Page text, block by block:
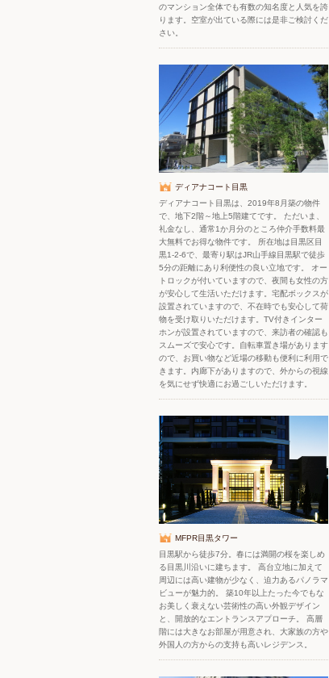
のマンション全体でも有数の知名度と人気を誇
ります。空室が出ている際には是非ご検討くだ
さい。
ディアナコート目黒
ディアナコート目黒は、2019年8月築の物件
で、地下2階～地上5階建てです。 ただいま、
礼金なし、通常1か月分のところ仲介手数料最
大無料でお得な物件です。 所在地は目黒区目
黒1-2-6で、最寄り駅はJR山手線目黒駅で徒歩
5分の距離にあり利便性の良い立地です。 オー
トロックが付いていますので、夜間も女性の方
が安心して生活いただけます。宅配ボックスが
設置されていますので、不在時でも安心して荷
物を受け取りいただけます。TV付きインター
ホンが設置されていますので、来訪者の確認も
スムーズで安心です。自転車置き場があります
ので、お買い物など近場の移動も便利に利用で
きます。内廊下がありますので、外からの視線
を気にせず快適にお過ごしいただけます。
MFPR目黒タワー
目黒駅から徒歩7分。春には満開の桜を楽しめ
る目黒川沿いに建ちます。 高台立地に加えて
周辺には高い建物が少なく、迫力あるパノラマ
ビューが魅力的。 築10年以上たった今でもな
お美しく衰えない芸術性の高い外観デザイン
と、開放的なエントランスアプローチ。 高層
階には大きなお部屋が用意され、大家族の方や
外国人の方からの支持も高いレジデンス。